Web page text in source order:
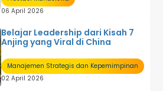
06 April 2026
Belajar Leadership dari Kisah 7
Anjing yang Viral di China
Manajemen Strategis dan Kepemimpinan
02 April 2026